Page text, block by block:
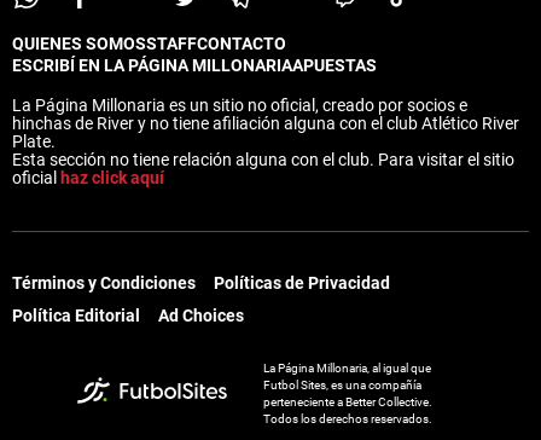
QUIENES SOMOSSTAFFCONTACTO
ESCRIBÍ EN LA PÁGINA MILLONARIAAPUESTAS
La Página Millonaria es un sitio no oficial, creado por socios e
hinchas de River y no tiene afiliación alguna con el club Atlético River
Plate.
Esta sección no tiene relación alguna con el club. Para visitar el sitio
oficial haz click aquí
Términos y Condiciones
Políticas de Privacidad
Política Editorial
Ad Choices
La Página Millonaria, al igual que
Futbol Sites, es una compañía
perteneciente a Better Collective.
Todos los derechos reservados.